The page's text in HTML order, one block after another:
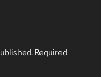
Required